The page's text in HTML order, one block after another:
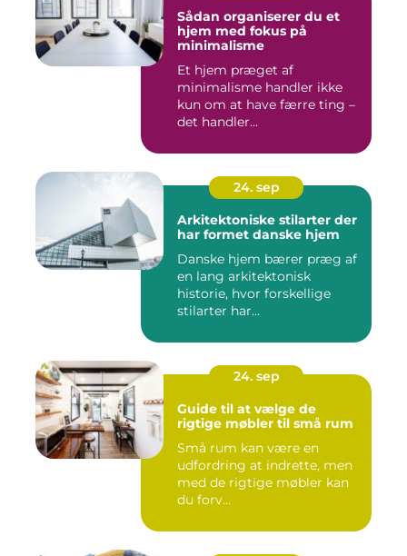
Sådan organiserer du et
hjem med fokus på
minimalisme
Et hjem præget af
minimalisme handler ikke
kun om at have færre ting –
det handler...
24. sep
Arkitektoniske stilarter der
har formet danske hjem
Danske hjem bærer præg af
en lang arkitektonisk
historie, hvor forskellige
stilarter har...
24. sep
Guide til at vælge de
rigtige møbler til små rum
Små rum kan være en
udfordring at indrette, men
med de rigtige møbler kan
du forv...